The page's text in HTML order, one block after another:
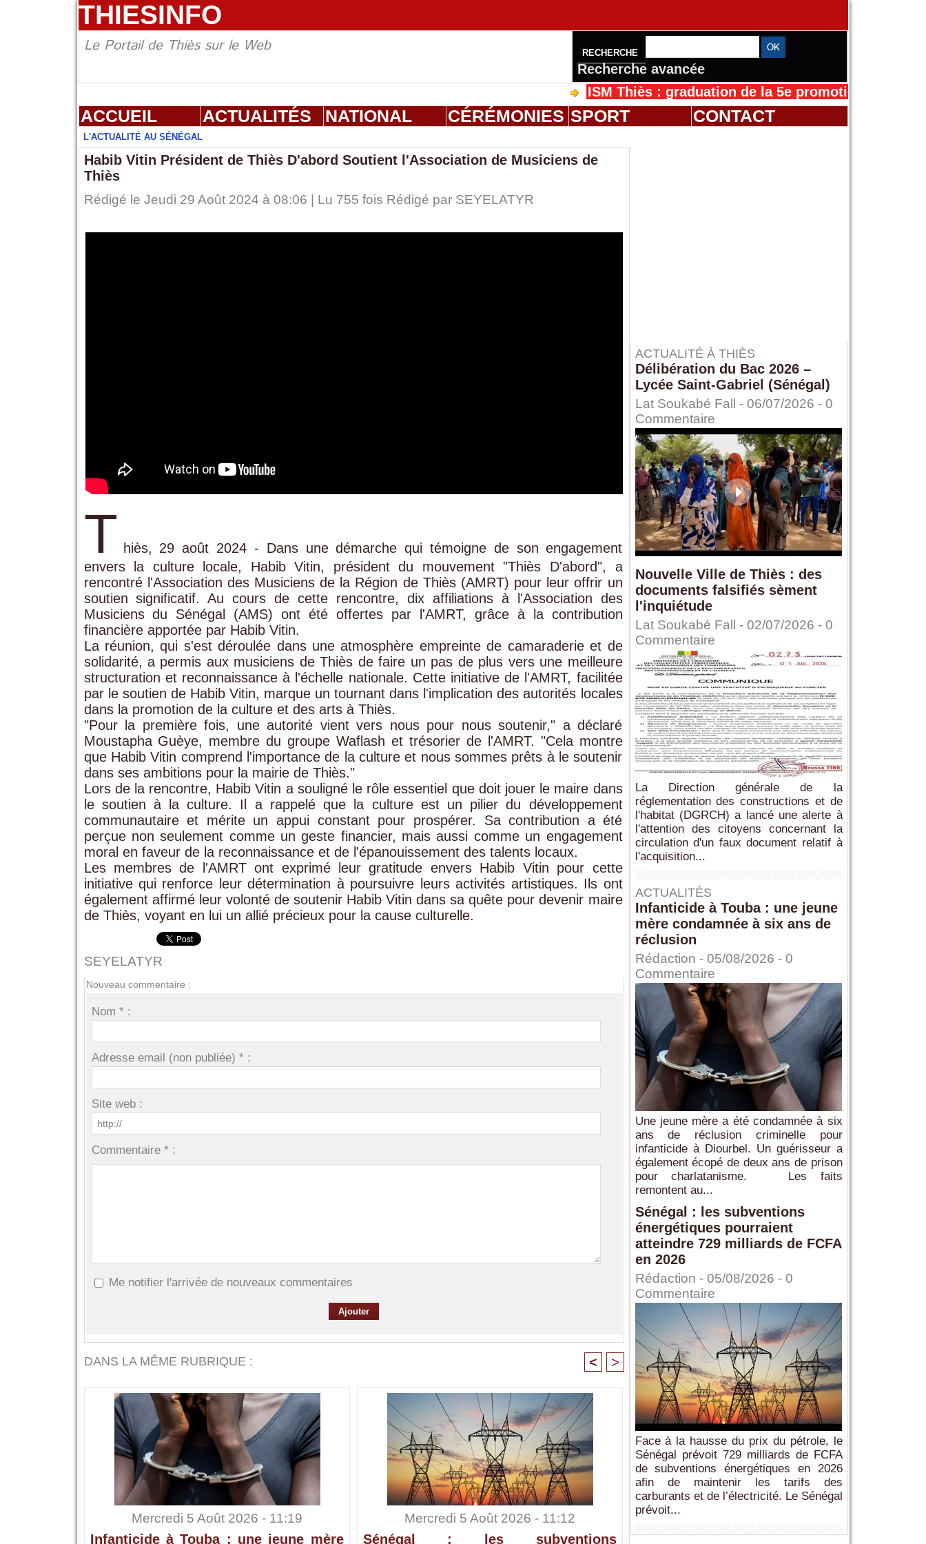
THIESINFO
Le Portail de Thiès sur le Web RECHERCHE
Recherche avancée
ISM Thiès : graduation de la 5e promotion de l’IFMES
ACCUEIL ACTUALITÉS NATIONAL CÉRÉMONIES SPORT CONTACT
L'ACTUALITÉ AU SÉNÉGAL
Habib Vitin Président de Thiès D'abord Soutient l'Association de Musiciens de
Thiès
Rédigé le Jeudi 29 Août 2024 à 08:06 | Lu 755 fois Rédigé par SEYELATYR
T hiès, 29 août 2024 - Dans une démarche qui témoigne de son engagement
envers la culture locale, Habib Vitin, président du mouvement "Thiès D'abord", a
rencontré l'Association des Musiciens de la Région de Thiès (AMRT) pour leur offrir un
soutien significatif. Au cours de cette rencontre, dix affiliations à l'Association des
Musiciens du Sénégal (AMS) ont été offertes par l'AMRT, grâce à la contribution
financière apportée par Habib Vitin.
La réunion, qui s'est déroulée dans une atmosphère empreinte de camaraderie et de
solidarité, a permis aux musiciens de Thiès de faire un pas de plus vers une meilleure
structuration et reconnaissance à l'échelle nationale. Cette initiative de l'AMRT, facilitée
par le soutien de Habib Vitin, marque un tournant dans l'implication des autorités locales
dans la promotion de la culture et des arts à Thiès.
"Pour la première fois, une autorité vient vers nous pour nous soutenir," a déclaré
Moustapha Guèye, membre du groupe Waflash et trésorier de l'AMRT. "Cela montre
que Habib Vitin comprend l'importance de la culture et nous sommes prêts à le soutenir
dans ses ambitions pour la mairie de Thiès."
Lors de la rencontre, Habib Vitin a souligné le rôle essentiel que doit jouer le maire dans
le soutien à la culture. Il a rappelé que la culture est un pilier du développement
communautaire et mérite un appui constant pour prospérer. Sa contribution a été
perçue non seulement comme un geste financier, mais aussi comme un engagement
moral en faveur de la reconnaissance et de l'épanouissement des talents locaux.
Les membres de l'AMRT ont exprimé leur gratitude envers Habib Vitin pour cette
initiative qui renforce leur détermination à poursuivre leurs activités artistiques. Ils ont
également affirmé leur volonté de soutenir Habib Vitin dans sa quête pour devenir maire
de Thiès, voyant en lui un allié précieux pour la cause culturelle.
SEYELATYR
Nouveau commentaire :
Nom * :
Adresse email (non publiée) * :
Site web :
Commentaire * :
Me notifier l'arrivée de nouveaux commentaires
DANS LA MÊME RUBRIQUE : < >
Mercredi 5 Août 2026 - 11:19
Infanticide à Touba : une jeune mère
Mercredi 5 Août 2026 - 11:12
Sénégal : les subventions
ACTUALITÉ À THIÈS
Délibération du Bac 2026 –
Lycée Saint-Gabriel (Sénégal)
Lat Soukabé Fall - 06/07/2026 - 0
Commentaire
Nouvelle Ville de Thiès : des
documents falsifiés sèment
l'inquiétude
Lat Soukabé Fall - 02/07/2026 - 0
Commentaire
La Direction générale de la
réglementation des constructions et de
l'habitat (DGRCH) a lancé une alerte à
l'attention des citoyens concernant la
circulation d'un faux document relatif à
l'acquisition...
ACTUALITÉS
Infanticide à Touba : une jeune
mère condamnée à six ans de
réclusion
Rédaction - 05/08/2026 - 0
Commentaire
Une jeune mère a été condamnée à six
ans de réclusion criminelle pour
infanticide à Diourbel. Un guérisseur a
également écopé de deux ans de prison
pour charlatanisme. Les faits
remontent au...
Sénégal : les subventions
énergétiques pourraient
atteindre 729 milliards de FCFA
en 2026
Rédaction - 05/08/2026 - 0
Commentaire
Face à la hausse du prix du pétrole, le
Sénégal prévoit 729 milliards de FCFA
de subventions énergétiques en 2026
afin de maintenir les tarifs des
carburants et de l’électricité. Le Sénégal
prévoit...